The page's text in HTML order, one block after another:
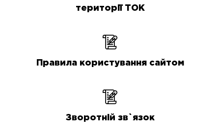
території ТОК
Правила користування сайтом
Зворотній зв`язок